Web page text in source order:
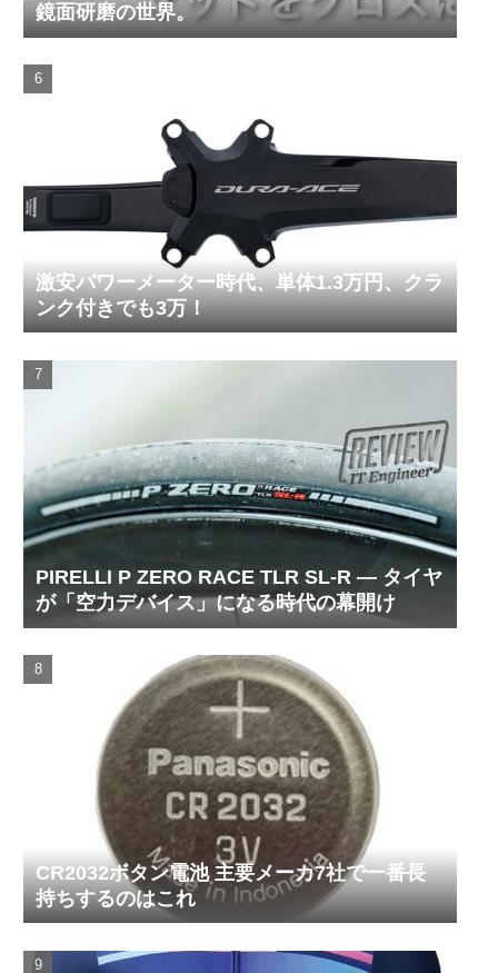
鏡面研磨の世界。
激安パワーメーター時代、単体1.3万円、クラ
ンク付きでも3万！
PIRELLI P ZERO RACE TLR SL-R ― タイヤ
が「空力デバイス」になる時代の幕開け
CR2032ボタン電池 主要メーカ7社で一番長
持ちするのはこれ